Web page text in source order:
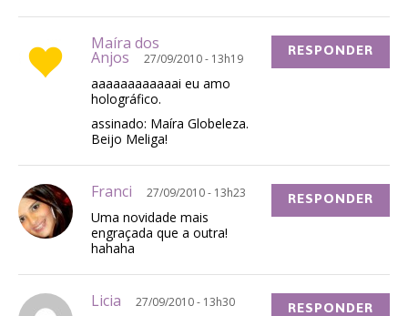
Maíra dos
Anjos 27/09/2010 - 13h19
aaaaaaaaaaaai eu amo
holográfico.
assinado: Maíra Globeleza.
Beijo Meliga!
RESPONDER
Franci 27/09/2010 - 13h23
Uma novidade mais
engraçada que a outra!
hahaha
RESPONDER
Licia 27/09/2010 - 13h30 RESPONDER